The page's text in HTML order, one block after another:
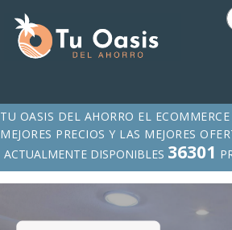
TU OASIS DEL AHORRO EL
MEJORES PRECIOS Y LAS MEJORES
ACTUALMENTE DISPONIBLES 36301